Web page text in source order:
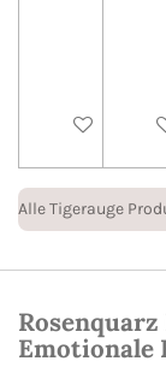
In den In
Alle Tigerauge
Emotionale